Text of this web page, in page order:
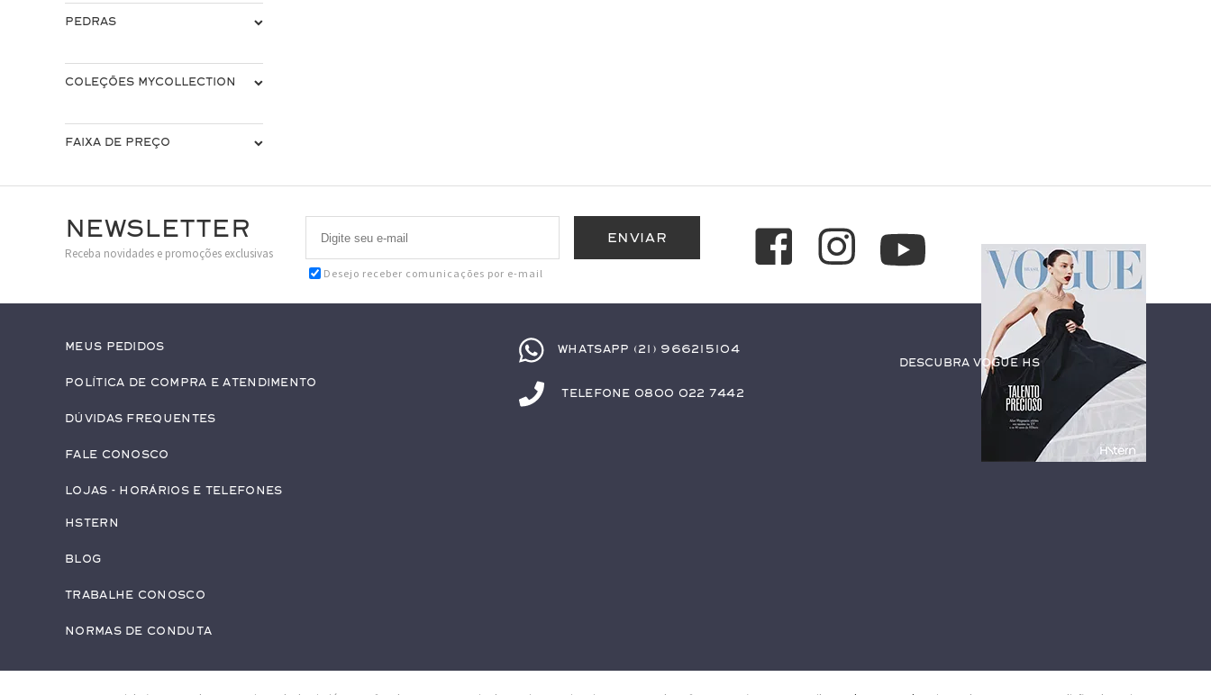
PEDRAS
COLEÇÕES MYCOLLECTION
FAIXA DE PREÇO
Newsletter
Receba novidades e promoções exclusivas
Desejo receber comunicações por e-mail
Meus pedidos
Política de Compra e Atendimento
Dúvidas Frequentes
Fale conosco
Lojas - Horários e Telefones
HStern
Blog
Trabalhe conosco
Normas de Conduta
Whatsapp (21) 966215104
Telefone 0800 022 7442
Descubra Vogue HS